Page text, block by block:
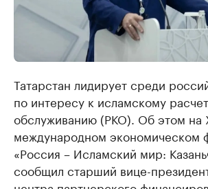
Татарстан лидирует среди
по интересу к исламскому
обслуживанию (РКО). Об этом на
международном экономическом
«Россия – Исламский мир:
сообщил старший вице-